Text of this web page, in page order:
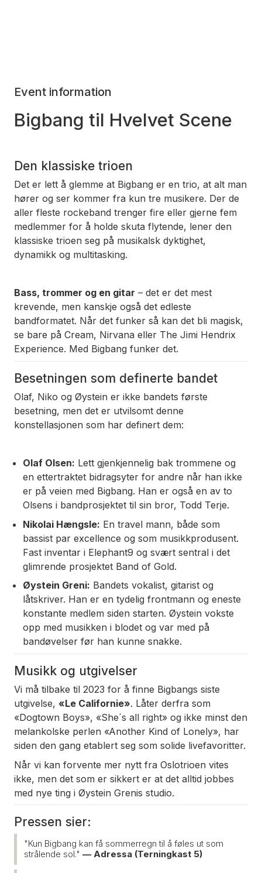
Event information
Bigbang til Hvelvet Scene
Den klassiske trioen
Det er lett å glemme at Bigbang er en trio, at alt man
hører og ser kommer fra kun tre musikere. Der de
aller fleste rockeband trenger fire eller gjerne fem
medlemmer for å holde skuta flytende, lener den
klassiske trioen seg på musikalsk dyktighet,
dynamikk og multitasking.
Bass, trommer og en gitar – det er det mest
krevende, men kanskje også det edleste
bandformatet. Når det funker så kan det bli magisk,
se bare på Cream, Nirvana eller The Jimi Hendrix
Experience. Med Bigbang funker det.
Besetningen som definerte bandet
Olaf, Niko og Øystein er ikke bandets første
besetning, men det er utvilsomt denne
konstellasjonen som har definert dem:
Olaf Olsen: Lett gjenkjennelig bak trommene og
en ettertraktet bidragsyter for andre når han ikke
er på veien med Bigbang. Han er også en av to
Olsens i bandprosjektet til sin bror, Todd Terje.
Nikolai Hængsle: En travel mann, både som
bassist par excellence og som musikkprodusent.
Fast inventar i Elephant9 og svært sentral i det
glimrende prosjektet Band of Gold.
Øystein Greni: Bandets vokalist, gitarist og
låtskriver. Han er en tydelig frontmann og eneste
konstante medlem siden starten. Øystein vokste
opp med musikken i blodet og var med på
bandøvelser før han kunne snakke.
Musikk og utgivelser
Vi må tilbake til 2023 for å finne Bigbangs siste
utgivelse, «Le Californie». Låter derfra som
«Dogtown Boys», «She´s all right» og ikke minst den
melankolske perlen «Another Kind of Lonely», har
siden den gang etablert seg som solide livefavoritter.
Når vi kan forvente mer nytt fra Oslotrioen vites
ikke, men det som er sikkert er at det alltid jobbes
med nye ting i Øystein Grenis studio.
Pressen sier:
"Kun Bigbang kan få sommerregn til å føles ut som
strålende sol." — Adressa (Terningkast 5)